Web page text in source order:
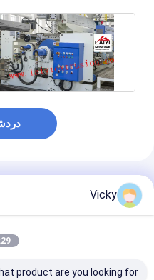
اتصل بنا
أخبار
آلة التصفيح طلاء البثق
آلة الترقق فيلم
المنتجات الموصى بها
Vicky
PM
product are you looking for?